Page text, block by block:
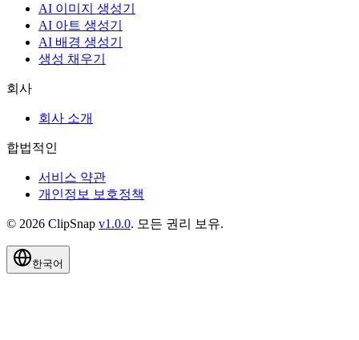
AI 이미지 생성기
AI 아트 생성기
AI 배경 생성기
생성 채우기
회사
회사 소개
합법적인
서비스 약관
개인정보 보호정책
© 2026 ClipSnap v1.0.0. 모든 권리 보유.
한국어